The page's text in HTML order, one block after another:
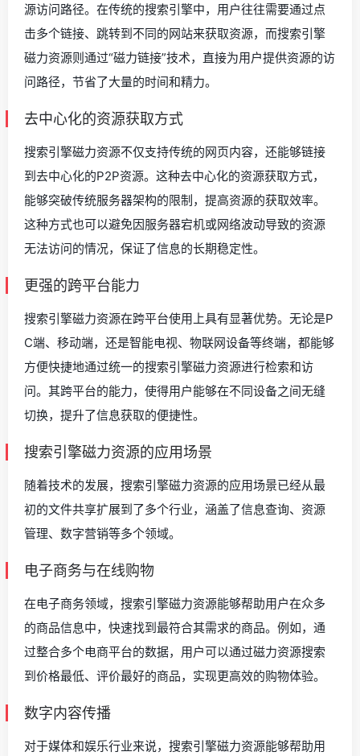
源访问路径。在传统的搜索引擎中，用户往往需要通过点
击多个链接、跳转到不同的网站来获取资源，而搜索引擎
磁力资源则通过“磁力链接”技术，直接为用户提供资源的访
问路径，节省了大量的时间和精力。
去中心化的资源获取方式
搜索引擎磁力资源不仅支持传统的网页内容，还能够链接
到去中心化的P2P资源。这种去中心化的资源获取方式，
能够突破传统服务器架构的限制，提高资源的获取效率。
这种方式也可以避免因服务器宕机或网络波动导致的资源
无法访问的情况，保证了信息的长期稳定性。
更强的跨平台能力
搜索引擎磁力资源在跨平台使用上具有显著优势。无论是P
C端、移动端，还是智能电视、物联网设备等终端，都能够
方便快捷地通过统一的搜索引擎磁力资源进行检索和访
问。其跨平台的能力，使得用户能够在不同设备之间无缝
切换，提升了信息获取的便捷性。
搜索引擎磁力资源的应用场景
随着技术的发展，搜索引擎磁力资源的应用场景已经从最
初的文件共享扩展到了多个行业，涵盖了信息查询、资源
管理、数字营销等多个领域。
电子商务与在线购物
在电子商务领域，搜索引擎磁力资源能够帮助用户在众多
的商品信息中，快速找到最符合其需求的商品。例如，通
过整合多个电商平台的数据，用户可以通过磁力资源搜索
到价格最低、评价最好的商品，实现更高效的购物体验。
数字内容传播
对于媒体和娱乐行业来说，搜索引擎磁力资源能够帮助用